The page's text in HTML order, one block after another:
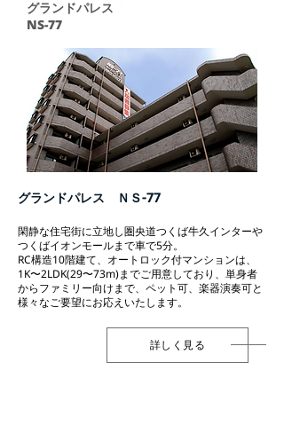
グランドパレス
NS-77
グランドパレス ＮＳ-77
閑静な住宅街に立地し圏央道つくば牛久インターや
つくばイオンモールまで車で5分。
RC構造10階建て、オートロック付マンションは、
1K〜2LDK(29〜73m)までご用意しており、単身者
からファミリー向けまで、ペット可、楽器演奏可と
様々なご要望にお応えいたします。
詳しく見る